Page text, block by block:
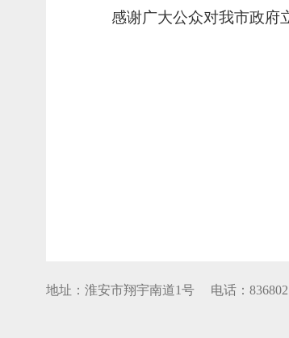
感谢广大公众对我市政府
地址：淮安市翔宇南道1号 电话：